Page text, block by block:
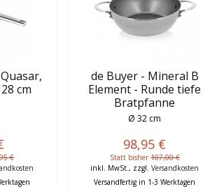
cm
€
de Buyer - Mineral B
Element - Runde tiefe
Bratpfanne
Ø 32 cm
98,95 €
Statt bisher 107,00 €
inkl. MwSt., zzgl.Versandkosten
Versandfertig in 1-3 Werktagen